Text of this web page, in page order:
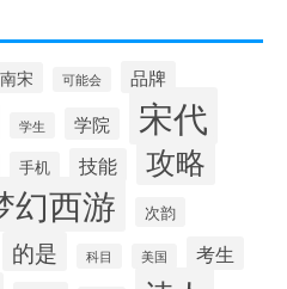
南宋 可能会 品牌
学生 学院 宋代
手机 技能 攻略
幻西游 次韵
的是 科目 美国 考生